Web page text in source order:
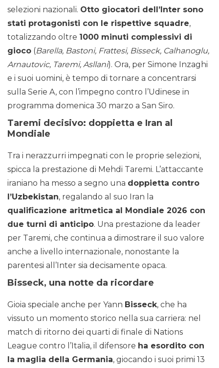
selezioni nazionali. Otto giocatori dell’Inter sono
stati protagonisti con le rispettive squadre,
totalizzando oltre 1000 minuti complessivi di
gioco (Barella, Bastoni, Frattesi, Bisseck, Calhanoglu,
Arnautovic, Taremi, Asllani). Ora, per Simone Inzaghi
e i suoi uomini, è tempo di tornare a concentrarsi
sulla Serie A, con l’impegno contro l’Udinese in
programma domenica 30 marzo a San Siro.
Taremi decisivo: doppietta e Iran al
Mondiale
Tra i nerazzurri impegnati con le proprie selezioni,
spicca la prestazione di Mehdi Taremi. L’attaccante
iraniano ha messo a segno una doppietta contro
l’Uzbekistan, regalando al suo Iran la
qualificazione aritmetica al Mondiale 2026 con
due turni di anticipo. Una prestazione da leader
per Taremi, che continua a dimostrare il suo valore
anche a livello internazionale, nonostante la
parentesi all’Inter sia decisamente opaca.
Bisseck, una notte da ricordare
Gioia speciale anche per Yann Bisseck, che ha
vissuto un momento storico nella sua carriera: nel
match di ritorno dei quarti di finale di Nations
League contro l’Italia, il difensore ha esordito con
la maglia della Germania, giocando i suoi primi 13